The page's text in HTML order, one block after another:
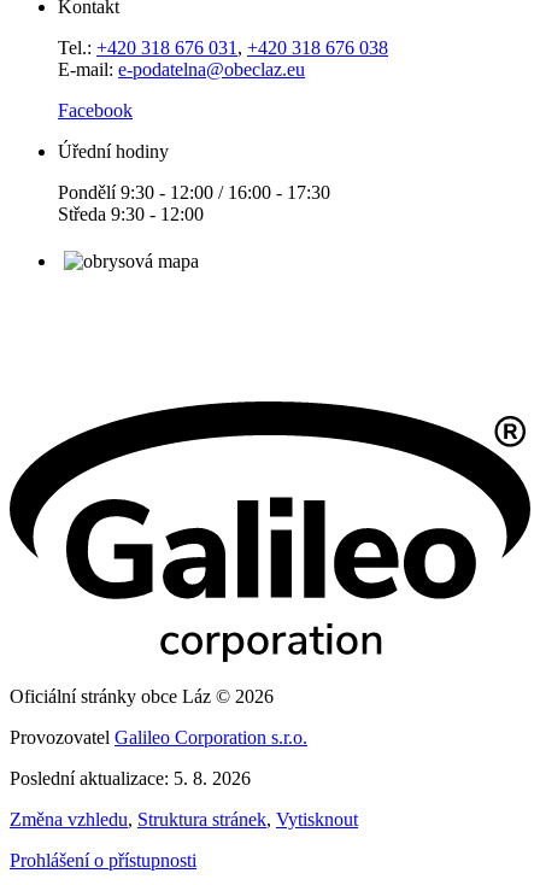
Kontakt
Tel.: +420 318 676 031 , +420 318 676 038
E-mail: e-podatelna@obeclaz.eu
Facebook
Úřední hodiny
Pondělí 9:30 - 12:00 / 16:00 - 17:30
Středa 9:30 - 12:00
Oficiální stránky obce Láz © 2026
Provozovatel Galileo Corporation s.r.o.
Poslední aktualizace: 5. 8. 2026
Změna vzhledu, Struktura stránek, Vytisknout
Prohlášení o přístupnosti